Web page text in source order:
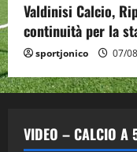
Valdinisi Calcio,
continuità per la
sportjonico 07/
VIDEO – CALCIO A